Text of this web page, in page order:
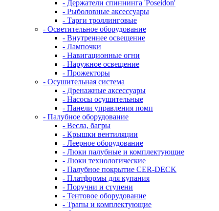
- Держатели спиннинга 'Poseidon'
- Рыболовные аксессуары
- Тарги троллинговые
- Осветительное оборудование
- Внутреннее освещение
- Лампочки
- Навигационные огни
- Наружное освещение
- Прожекторы
- Осушительная система
- Дренажные аксессуары
- Насосы осушительные
- Панели управления помп
- Палубное оборудование
- Весла, багры
- Крышки вентиляции
- Леерное оборудование
- Люки палубные и комплектующие
- Люки технологические
- Палубное покрытие CER-DECK
- Платформы для купания
- Поручни и ступени
- Тентовое оборудование
- Трапы и комплектующие